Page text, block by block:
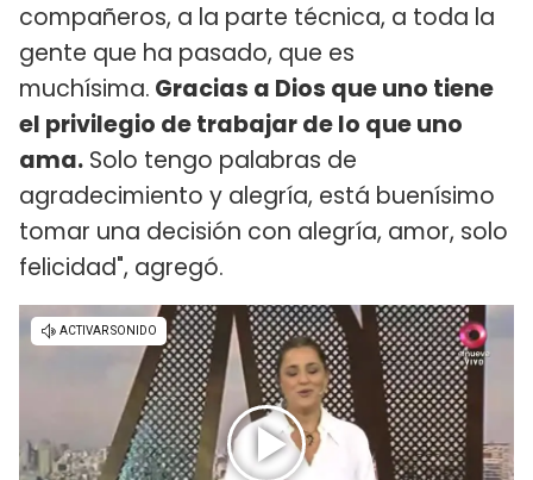
compañeros, a la parte técnica, a toda la
gente que ha pasado, que es
muchísima. Gracias a Dios que uno tiene
el privilegio de trabajar de lo que uno
ama. Solo tengo palabras de
agradecimiento y alegría, está buenísimo
tomar una decisión con alegría, amor, solo
felicidad", agregó.